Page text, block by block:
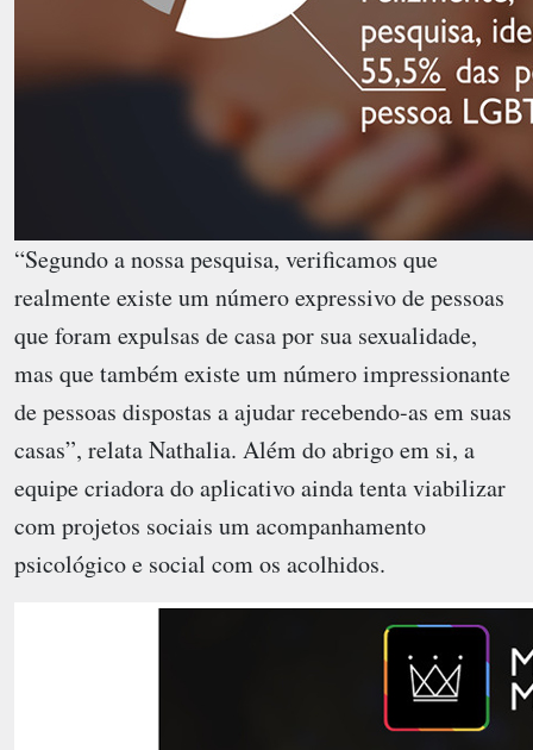
“Segundo a nossa pesquisa, verificamos que
realmente existe um número expressivo de pessoas
que foram expulsas de casa por sua sexualidade,
mas que também existe um número impressionante
de pessoas dispostas a ajudar recebendo-as em suas
casas”, relata Nathalia. Além do abrigo em si, a
equipe criadora do aplicativo ainda tenta viabilizar
com projetos sociais um acompanhamento
psicológico e social com os acolhidos.